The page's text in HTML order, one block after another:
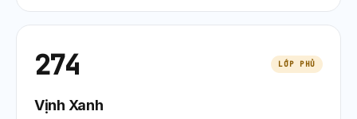
274 LỚP PHỦ
Vịnh Xanh